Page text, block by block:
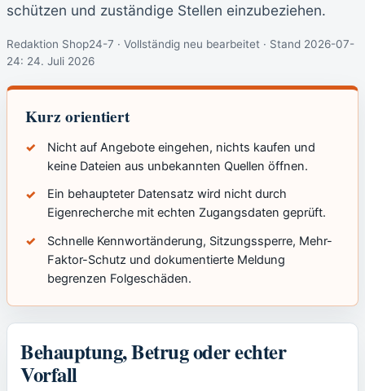
schützen und zuständige Stellen einzubeziehen.
Redaktion Shop24-7 · Vollständig neu bearbeitet · Stand 2026-07-
24: 24. Juli 2026
Kurz orientiert
Nicht auf Angebote eingehen, nichts kaufen und
keine Dateien aus unbekannten Quellen öffnen.
Ein behaupteter Datensatz wird nicht durch
Eigenrecherche mit echten Zugangsdaten geprüft.
Schnelle Kennwortänderung, Sitzungssperre, Mehr-
Faktor-Schutz und dokumentierte Meldung
begrenzen Folgeschäden.
Behauptung, Betrug oder echter
Vorfall